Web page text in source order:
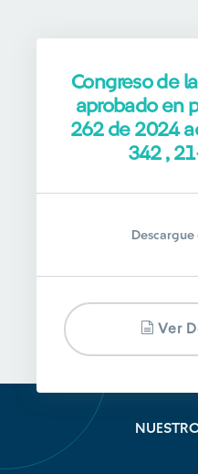
Congreso de
aprobado en
262 de 2024
342 ,
Ver